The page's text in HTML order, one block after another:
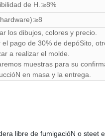
de H.:≥8%
los dibujos, colores y precio.
el pago de 30% de depóSito,
a realizar el molde.
muestras para su
en masa y la entrega.
libre de fumigacióN o